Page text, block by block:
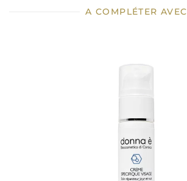
A COMPLÉTER AVEC